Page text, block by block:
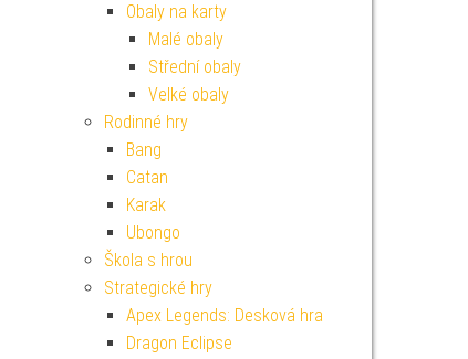
Obaly na karty
Malé obaly
Střední obaly
Velké obaly
Rodinné hry
Bang
Catan
Karak
Ubongo
Škola s hrou
Strategické hry
Apex Legends: Desková hra
Dragon Eclipse